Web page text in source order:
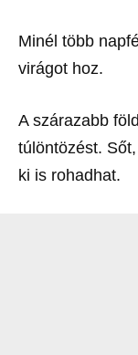
Minél több
virágot hoz.
A szárazabb
túlöntözést.
ki is rohadhat.